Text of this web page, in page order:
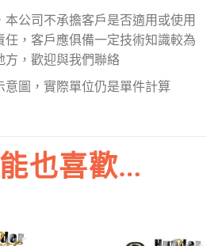
本公司不承擔客戶是否適用或使用
任，客戶應俱備一定技術知識較為
方，歡迎與我們聯絡
意圖，實際單位仍是單件計算
也喜歡…